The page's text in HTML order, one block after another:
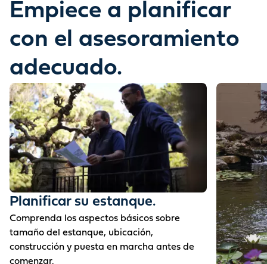
Empiece a planificar
con el asesoramiento
adecuado.
Planificar su estanque.
Comprenda los aspectos básicos sobre
tamaño del estanque, ubicación,
construcción y puesta en marcha antes de
comenzar.